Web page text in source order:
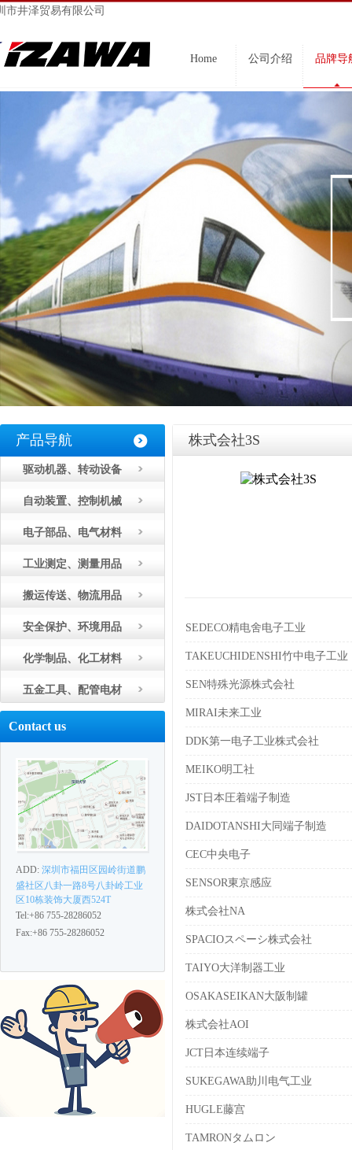
市井泽贸易有限公司
Home 公司介绍 品牌导
产品导航
驱动机器、转动设备
自动装置、控制机械
电子部品、电气材料
工业测定、测量用品
搬运传送、物流用品
安全保护、环境用品
化学制品、化工材料
五金工具、配管电材
Contact us
ADD: 深圳市福田区园岭街道鹏
盛社区八卦一路8号八卦岭工业
区10栋装饰大厦西524T
Tel:+86 755-28286052
Fax:+86 755-28286052
株式会社3S
SEDECO精电舍电子工业
TAKEUCHIDENSHI竹中电子工业
SEN特殊光源株式会社
MIRAI未来工业
DDK第一电子工业株式会社
MEIKO明工社
JST日本圧着端子制造
DAIDOTANSHI大同端子制造
CEC中央电子
SENSOR東京感应
株式会社NA
SPACIOスペーシ株式会社
TAIYO大洋制器工业
OSAKASEIKAN大阪制罐
株式会社AOI
JCT日本连续端子
SUKEGAWA助川电气工业
HUGLE藤宫
TAMRONタムロン